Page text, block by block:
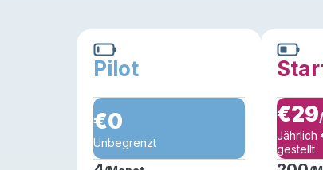
Pilot
€0
Unbegrenzt
€29
Jährlich
gestellt